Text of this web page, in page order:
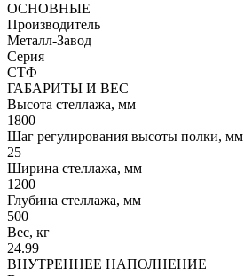
ОСНОВНЫЕ
Производитель
Металл-Завод
Серия
СТФ
ГАБАРИТЫ И ВЕС
Высота стеллажа, мм
1800
Шаг регулирования высоты полки, мм
25
Ширина стеллажа, мм
1200
Глубина стеллажа, мм
500
Вес, кг
24.99
ВНУТРЕННЕЕ НАПОЛНЕНИЕ